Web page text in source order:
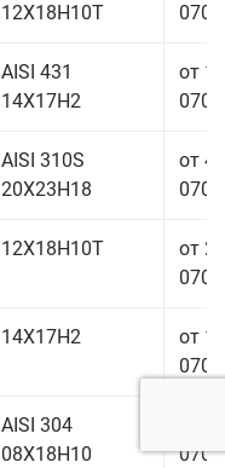
12Х18Н10Т
AISI 431
14Х17Н2
от
AISI 310S
20Х23Н18
от
12Х18Н10Т
от
14Х17Н2
от
AISI 304
08Х18Н10